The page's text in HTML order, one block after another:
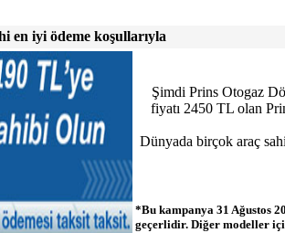
en iyi ödeme koşullarıyla
Şimdi Prins Otogaz
fiyatı 2450 TL olan
Dünyada birçok araç
*Bu kampanya 31 Ağustos
geçerlidir. Diğer modeller